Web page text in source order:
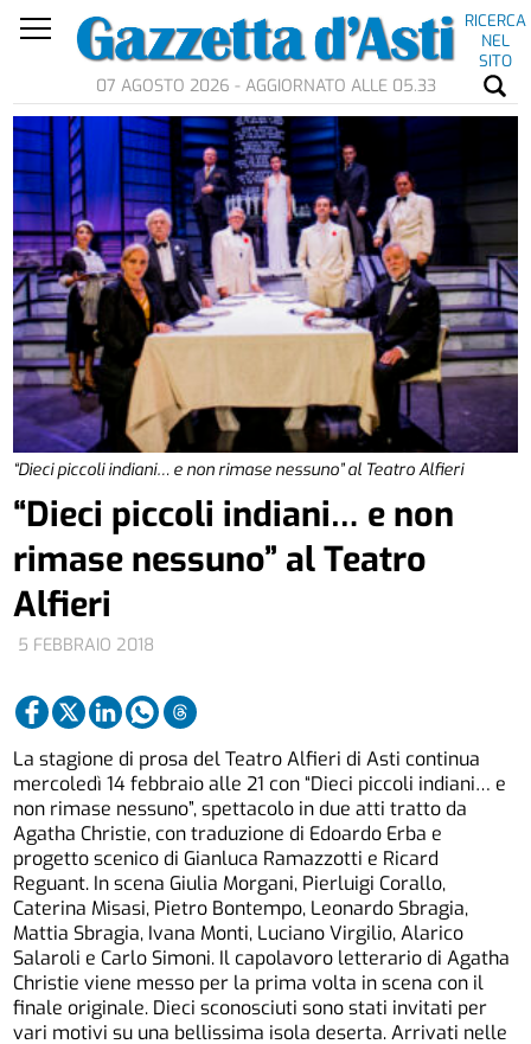
RICERCA
NEL
SITO
07 AGOSTO 2026 - AGGIORNATO ALLE 05.33
“Dieci piccoli indiani… e non rimase nessuno” al Teatro Alfieri
5 FEBBRAIO 2018
“Dieci piccoli indiani… e non
rimase nessuno” al Teatro
Alfieri
La stagione di prosa del Teatro Alfieri di Asti continua
mercoledì 14 febbraio alle 21 con “Dieci piccoli indiani… e
non rimase nessuno”, spettacolo in due atti tratto da
Agatha Christie, con traduzione di Edoardo Erba e
progetto scenico di Gianluca Ramazzotti e Ricard
Reguant. In scena Giulia Morgani, Pierluigi Corallo,
Caterina Misasi, Pietro Bontempo, Leonardo Sbragia,
Mattia Sbragia, Ivana Monti, Luciano Virgilio, Alarico
Salaroli e Carlo Simoni. Il capolavoro letterario di Agatha
Christie viene messo per la prima volta in scena con il
finale originale. Dieci sconosciuti sono stati invitati per
vari motivi su una bellissima isola deserta. Arrivati nelle